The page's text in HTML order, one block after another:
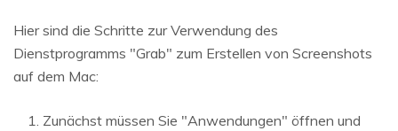
Hier sind die Schritte zur Verwendung des
Dienstprogramms "Grab" zum Erstellen von Screenshots
auf dem Mac:
Zunächst müssen Sie "Anwendungen" öffnen und